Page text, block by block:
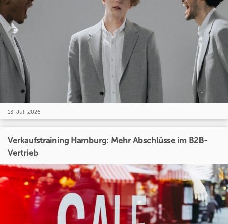
13. Juli 2026
Verkaufstraining Hamburg: Mehr Abschlüsse im B2B-
Vertrieb